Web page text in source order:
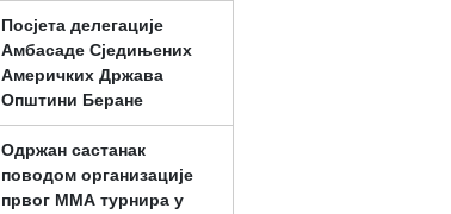
Посјета делегације
Амбасаде Сједињених
Америчких Држава
Општини Беране
Одржан састанак
поводом организације
првог ММА турнира у